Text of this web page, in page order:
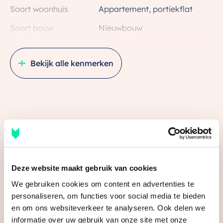
Deze website maakt gebruik van cookies
We gebruiken cookies om content en advertenties te
personaliseren, om functies voor social media te bieden
en om ons websiteverkeer te analyseren. Ook delen we
informatie over uw gebruik van onze site met onze
een open indeling waarbij je tweede slaapkamer met
een schuifwand af te sluiten is.
Indeling: Badkamer, separaat toilet, woonkamer met
open keuken en handige berging inclusief
wasmachine-aansluiting. De verkoopprijs is exclusief
– Lage energiekosten
– Eigen berging
– Separaat toilet
– Optioneel een extra ruime woonkamer i.p.v. 2e
Het plan
Het bestaande gebouw maakt plaats voor een solide
Soort woonhuis
Appartement, portiekflat
Soort bouw
Nieuwbouw
Bouwjaar
2025
Ligging
In centrum
Inhoud
154 m³
Indeling
Aantal kamers
2 kamers (1 slaapkamer)
Aantal badkamers
1 badkamer
Bekijk alle kenmerken
Media